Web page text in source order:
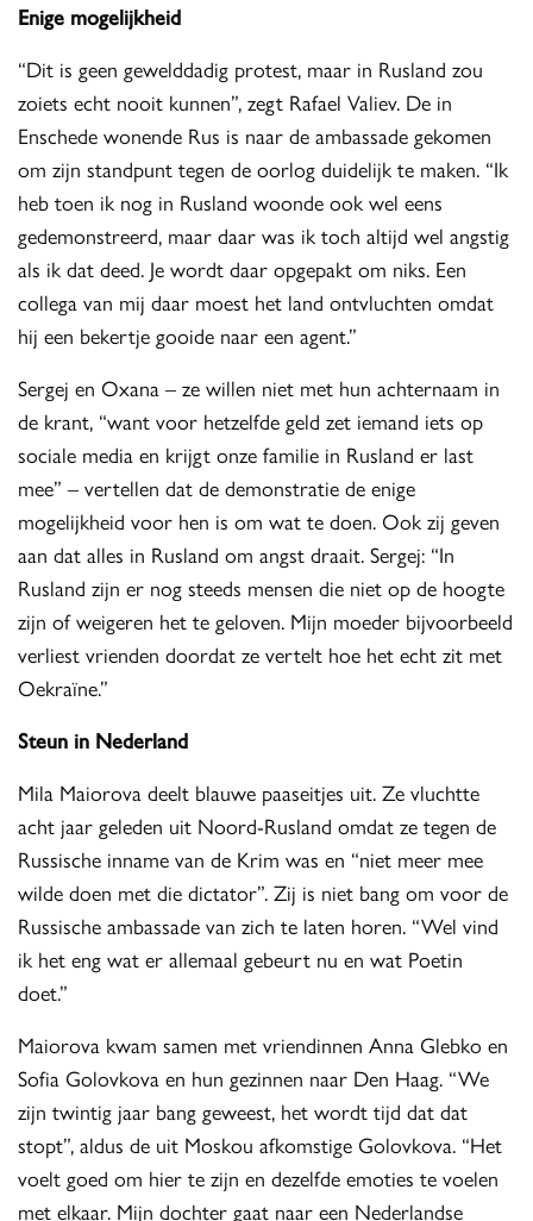
Enige mogelijkheid
“Dit is geen gewelddadig protest, maar in Rusland zou
zoiets echt nooit kunnen”, zegt Rafael Valiev. De in
Enschede wonende Rus is naar de ambassade gekomen
om zijn standpunt tegen de oorlog duidelijk te maken. “Ik
heb toen ik nog in Rusland woonde ook wel eens
gedemonstreerd, maar daar was ik toch altijd wel angstig
als ik dat deed. Je wordt daar opgepakt om niks. Een
collega van mij daar moest het land ontvluchten omdat
hij een bekertje gooide naar een agent.”
Sergej en Oxana – ze willen niet met hun achternaam in
de krant, “want voor hetzelfde geld zet iemand iets op
sociale media en krijgt onze familie in Rusland er last
mee” – vertellen dat de demonstratie de enige
mogelijkheid voor hen is om wat te doen. Ook zij geven
aan dat alles in Rusland om angst draait. Sergej: “In
Rusland zijn er nog steeds mensen die niet op de hoogte
zijn of weigeren het te geloven. Mijn moeder bijvoorbeeld
verliest vrienden doordat ze vertelt hoe het echt zit met
Oekraïne.”
Steun in Nederland
Mila Maiorova deelt blauwe paaseitjes uit. Ze vluchtte
acht jaar geleden uit Noord-Rusland omdat ze tegen de
Russische inname van de Krim was en “niet meer mee
wilde doen met die dictator”. Zij is niet bang om voor de
Russische ambassade van zich te laten horen. “Wel vind
ik het eng wat er allemaal gebeurt nu en wat Poetin
doet.”
Maiorova kwam samen met vriendinnen Anna Glebko en
Sofia Golovkova en hun gezinnen naar Den Haag. “We
zijn twintig jaar bang geweest, het wordt tijd dat dat
stopt”, aldus de uit Moskou afkomstige Golovkova. “Het
voelt goed om hier te zijn en dezelfde emoties te voelen
met elkaar. Mijn dochter gaat naar een Nederlandse